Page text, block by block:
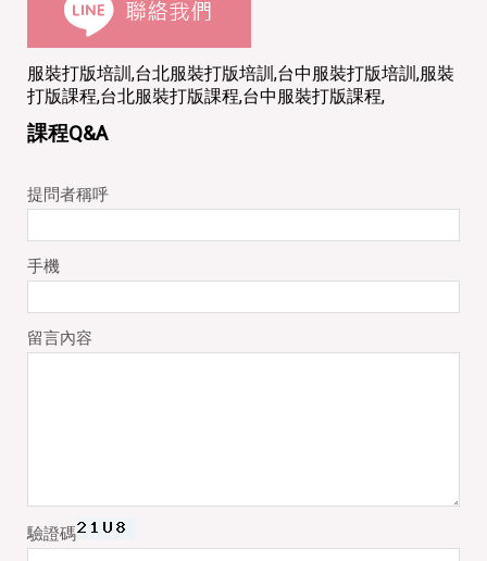
服裝打版培訓,台北服裝打版培訓,台中服裝打版培訓,服裝
打版課程,台北服裝打版課程,台中服裝打版課程,
課程Q&A
提問者稱呼
手機
留言內容
驗證碼